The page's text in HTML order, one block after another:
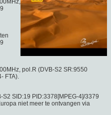
pol.R (DVB-S2 SR:9550
FTA).
SID:19 PID:3378[MPEG-4]/3379
niet meer te ontvangen via